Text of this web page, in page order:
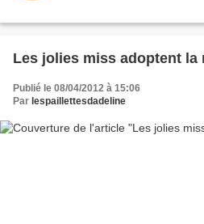
Les jolies miss adoptent la
Publié le 08/04/2012 à 15:06
Par lespaillettesdadeline